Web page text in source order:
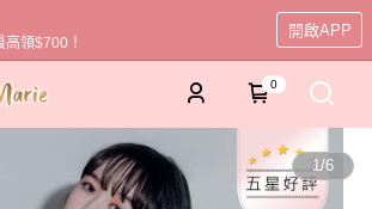
高領$700！
開啟APP
0
1/6